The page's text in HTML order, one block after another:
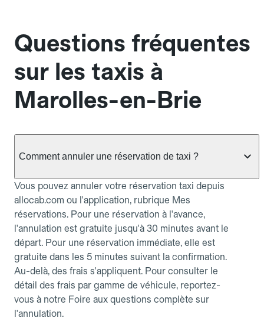
Questions fréquentes
sur les taxis à
Marolles-en-Brie
Comment annuler une réservation de taxi ?
Vous pouvez annuler votre réservation taxi depuis
allocab.com ou l'application, rubrique Mes
réservations. Pour une réservation à l'avance,
l'annulation est gratuite jusqu'à 30 minutes avant le
départ. Pour une réservation immédiate, elle est
gratuite dans les 5 minutes suivant la confirmation.
Au-delà, des frais s'appliquent. Pour consulter le
détail des frais par gamme de véhicule, reportez-
vous à notre Foire aux questions complète sur
l'annulation.